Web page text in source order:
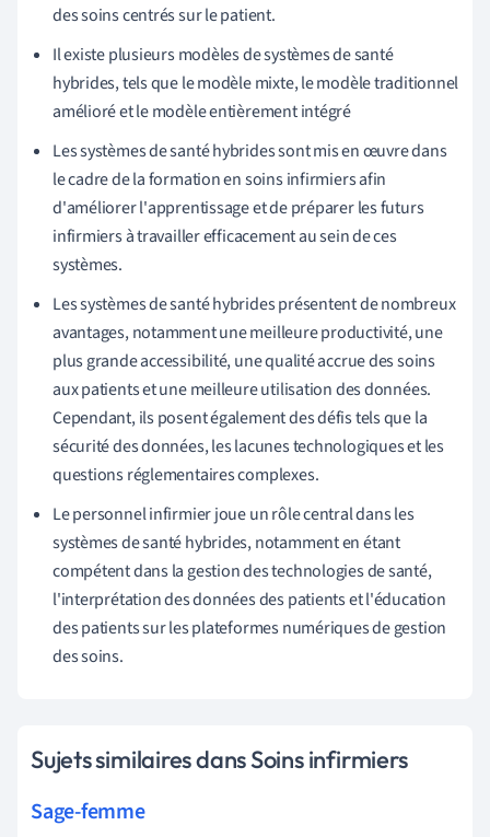
des soins centrés sur le patient.
Il existe plusieurs modèles de systèmes de santé
hybrides, tels que le modèle mixte, le modèle traditionnel
amélioré et le modèle entièrement intégré
Les systèmes de santé hybrides sont mis en œuvre dans
le cadre de la formation en soins infirmiers afin
d'améliorer l'apprentissage et de préparer les futurs
infirmiers à travailler efficacement au sein de ces
systèmes.
Les systèmes de santé hybrides présentent de nombreux
avantages, notamment une meilleure productivité, une
plus grande accessibilité, une qualité accrue des soins
aux patients et une meilleure utilisation des données.
Cependant, ils posent également des défis tels que la
sécurité des données, les lacunes technologiques et les
questions réglementaires complexes.
Le personnel infirmier joue un rôle central dans les
systèmes de santé hybrides, notamment en étant
compétent dans la gestion des technologies de santé,
l'interprétation des données des patients et l'éducation
des patients sur les plateformes numériques de gestion
des soins.
Sujets similaires dans Soins infirmiers
Sage-femme